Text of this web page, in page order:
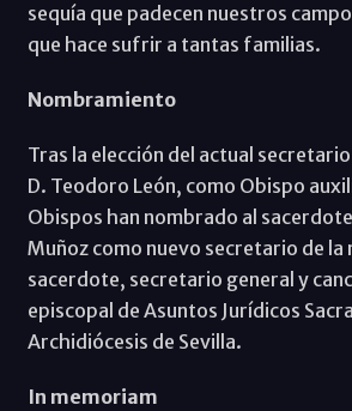
sequía que padecen nuestros
que hace sufrir a tantas familias.
Nombramiento
Tras la elección del actual
D. Teodoro León, como Obispo
Obispos han nombrado al
Muñoz como nuevo secretario de la
sacerdote, secretario general y
episcopal de Asuntos Jurídicos
Archidiócesis de Sevilla.
In memoriam